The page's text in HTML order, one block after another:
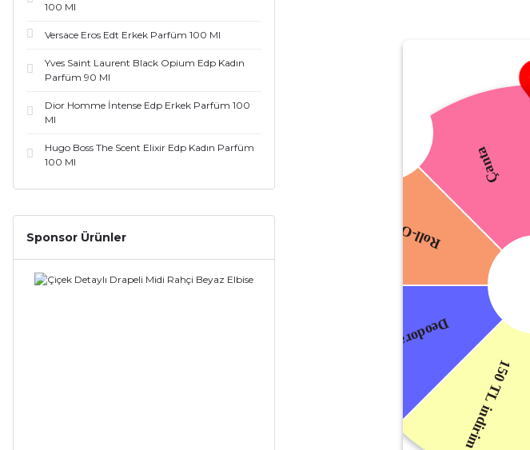
Acqua Di Parma (8)
Calvin Klein (8)
Chloe (8)
Hermes (8)
Xerjoff (8)
Thierry Mugler (7)
100 Ml
Versace Eros Edt Erkek Parfüm 100 Ml
Yves Saint Laurent Black Opium Edp Kadın
Parfüm 90 Ml
Dior Homme İntense Edp Erkek Parfüm 100
Ml
Hugo Boss The Scent Elixir Edp Kadın Parfüm
100 Ml
Sponsor Ürünler